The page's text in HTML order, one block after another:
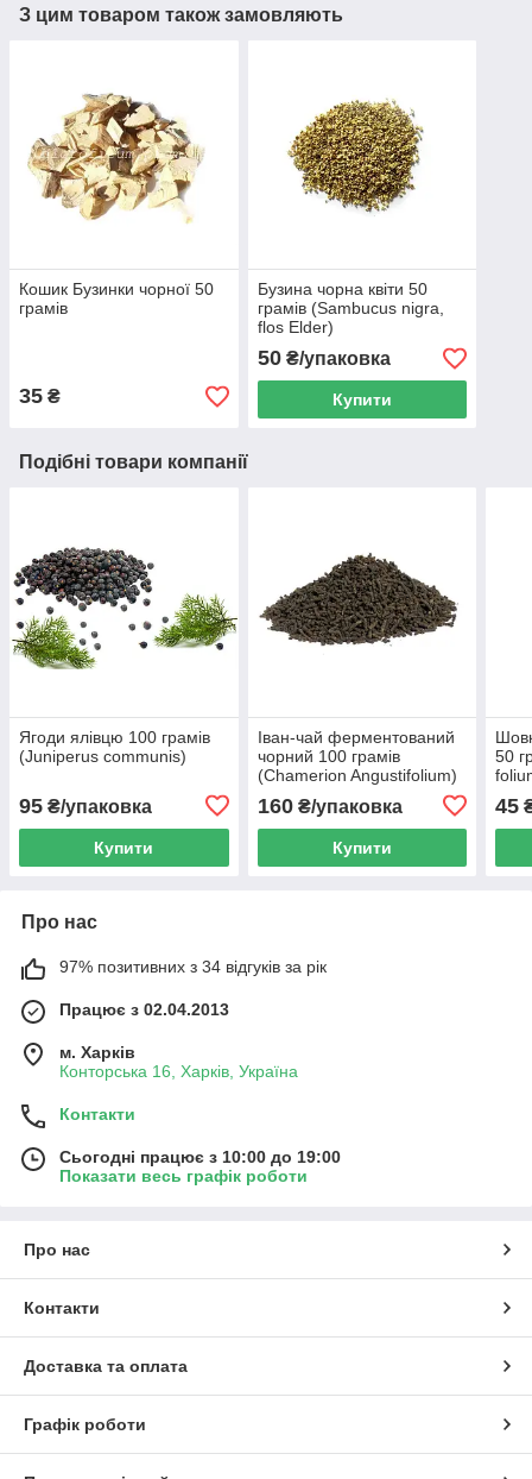
З цим товаром також замовляють
Кошик Бузинки чорної 50
грамів
35 ₴
Бузина чорна квіти 50
грамів (Sambucus nigra,
flos Elder)
50₴/упаковка
Купити
Подібні товари компанії
Ягоди ялівцю 100 грамів
(Juniperus communis)
95 ₴/упаковка
Купити
Іван-чай ферментований
чорний 100 грамів
(Chamerion Angustifolium)
160₴/упаковка
Купити
50
45
Про нас
97% позитивних з 34 відгуків за рік
Працює з 02.04.2013
м. Харків
Конторська 16, Харків, Україна
Контакти
Сьогодні працює з 10:00 до 19:00
Показати весь графік роботи
Про нас
Контакти
Доставка та оплата
Графік роботи